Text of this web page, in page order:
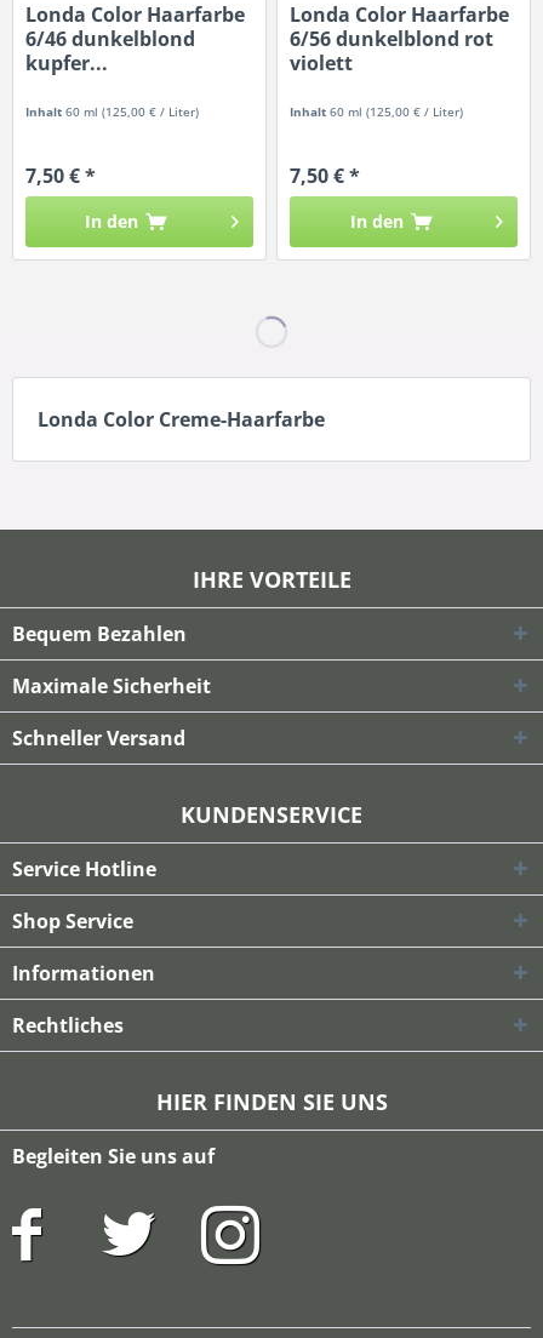
Londa Color Haarfarbe
6/46 dunkelblond
kupfer...
Inhalt60 ml(125,00 € / Liter)
7,50 € *
In den
Londa Color Haarfarbe
6/56 dunkelblond rot
violett
Inhalt60 ml(125,00 € / Liter)
7,50 € *
In den
Londa Color Creme-Haarfarbe
IHRE VORTEILE
Bequem Bezahlen
Maximale Sicherheit
Schneller Versand
KUNDENSERVICE
Service Hotline
Shop Service
Informationen
Rechtliches
HIER FINDEN SIE UNS
Begleiten Sie uns auf